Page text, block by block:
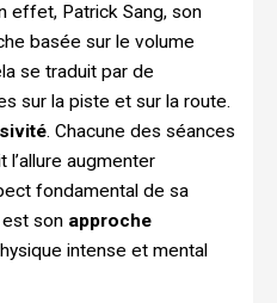
effet, Patrick Sang, son
basée sur le volume
se traduit par de
sur la piste et sur la route.
. Chacune des séances
augmenter
fondamental de sa
est son approche
intense et mental